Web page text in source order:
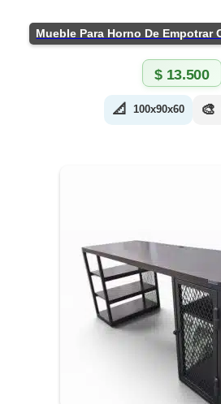
$13.500
📐 100x90x60 🎨